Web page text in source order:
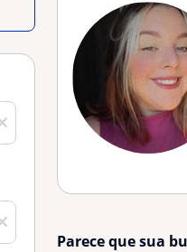
Parece que sua